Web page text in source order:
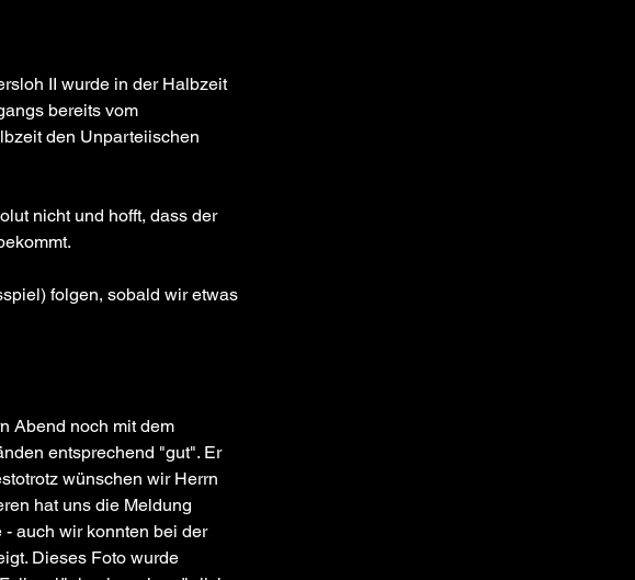
II wurde in der Halbzeit
bereits vom
den Unparteiischen
nicht und hofft, dass der
folgen, sobald wir etwas
Abend noch mit dem
entsprechend "gut". Er
wünschen wir Herrn
hat uns die Meldung
- auch wir konnten bei der
Dieses Foto wurde